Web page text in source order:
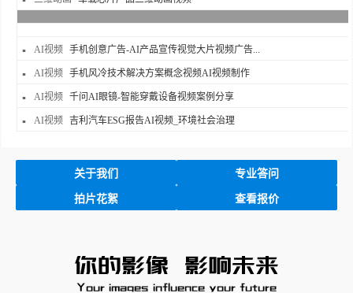
AI视频 手机创意广告-AI产品宣传视觉大片视频广告...
AI视频 手机风冷技术解决方案概念视频AI视频制作
AI视频 千问AI眼镜-智能穿戴设备视频案例分享
AI视频 吉利汽车ESG报告AI视频_环境社会治理
关于我们 专业答问
拍片花絮 查看报价